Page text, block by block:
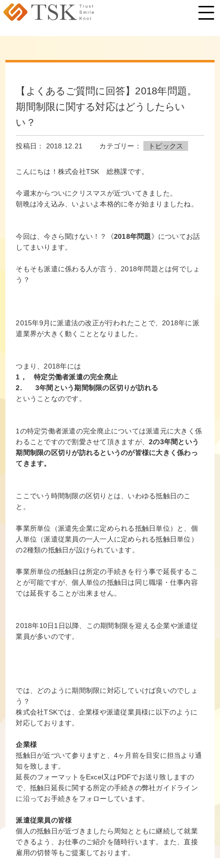
【よくあるご質問に回答】2018年問題。
期間制限に関する対応はどうしたらい
い？
投稿日： 2018.12.21 カテゴリー： トピックス
こんにちは！株式会社TSK 総務課です。
今週末からついにクリスマスが近づいてきました。
朝晩は冷え込み、いよいよ本格的に冬が始まりましたね。
今回は、今さら聞けない！？《2018年問題》についてお話
してまいります。
そもそも派遣に係わる人が言う、2018年問題とは何でしょ
う？
2015年9月に派遣法の改正が行われたことで、2018年に派
遣業界が大きく動くこととなりました。
つまり、2018年には
1， 特定労働者派遣の完全廃止
2. 3年間という期間制限の区切りが訪れる
ということなのです。
1の特定労働者派遣の完全廃止については派遣元に大きく係
わることですので割愛させて頂きますが、2の3年間という
期間制限の区切りが訪れるというのが皆様に大きく係わっ
てきます。
ここでいう時間制限の区切りとは、いわゆる抵触日のこ
と。
事業所単位（派遣先企業に定められる抵触日単位）と、個
人単位（派遣従業員の一人一人に定められる抵触日単位）
の2種類の抵触日が設けられています。
事業所単位の抵触日は所定の手続きを行う事で延長するこ
とが可能ですが、個人単位の抵触日は同じ職場・仕事内容
では延長することが出来ません。
2018年10日1日以降、この期間制限を迎える企業や派遣従
業員が多いのです。
では、どのように期間制限に対応していけば良いのでしょ
う？
株式会社TSKでは、企業様や派遣従業員様に以下のように
対応しております。
企業様
抵触日が近づいて参りますと、4ヶ月前を目安に担当より通
知を致します。
延長のフォーマットをExcel又はPDFでお送り致しますの
で、抵触日延長に関する所定の手続きの弊社ガイドライン
に沿ってお手続きをフォローしています。
派遣従業員の皆様
個人の抵触日が近づきましたら周知とともに継続して就業
できるよう、お仕事のご紹介を随時行います。また、直接
雇用の切替等もご提案しております。